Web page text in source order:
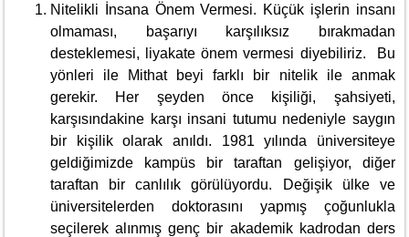
Nitelikli İnsana Önem Vermesi. Küçük işlerin insanı
olmaması, başarıyı karşılıksız bırakmadan
desteklemesi, liyakate önem vermesi diyebiliriz. Bu
yönleri ile Mithat beyi farklı bir nitelik ile anmak
gerekir. Her şeyden önce kişiliği, şahsiyeti,
karşısındakine karşı insani tutumu nedeniyle saygın
bir kişilik olarak anıldı. 1981 yılında üniversiteye
geldiğimizde kampüs bir taraftan gelişiyor, diğer
taraftan bir canlılık görülüyordu. Değişik ülke ve
üniversitelerden doktorasını yapmış çoğunlukla
seçilerek alınmış genç bir akademik kadrodan ders